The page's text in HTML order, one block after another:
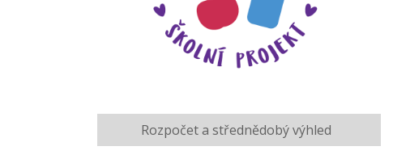
Rozpočet a střednědobý výhled